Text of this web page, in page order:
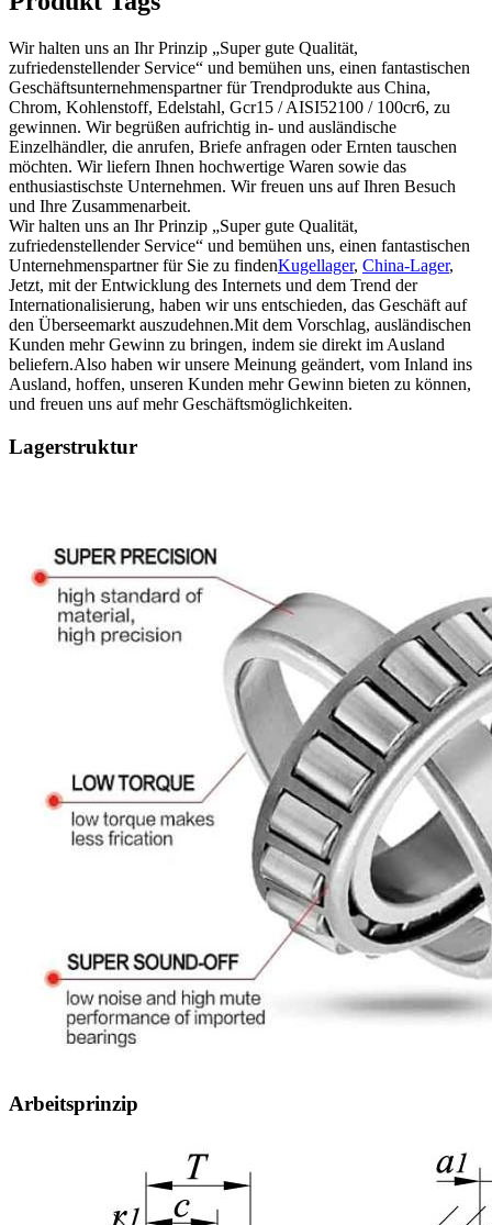
Wir halten uns an Ihr Prinzip „Super gute Qualität,
zufriedenstellender Service“ und bemühen uns, einen fantastischen
Geschäftsunternehmenspartner für Trendprodukte aus China,
Chrom, Kohlenstoff, Edelstahl, Gcr15 / AISI52100 / 100cr6, zu
gewinnen. Wir begrüßen aufrichtig in- und ausländische
Einzelhändler, die anrufen, Briefe anfragen oder Ernten tauschen
möchten. Wir liefern Ihnen hochwertige Waren sowie das
enthusiastischste Unternehmen. Wir freuen uns auf Ihren Besuch
und Ihre Zusammenarbeit.
Wir halten uns an Ihr Prinzip „Super gute Qualität,
zufriedenstellender Service“ und bemühen uns, einen fantastischen
Unternehmenspartner für Sie zu findenKugellager, China-Lager,
Jetzt, mit der Entwicklung des Internets und dem Trend der
Internationalisierung, haben wir uns entschieden, das Geschäft auf
den Überseemarkt auszudehnen.Mit dem Vorschlag, ausländischen
Kunden mehr Gewinn zu bringen, indem sie direkt im Ausland
beliefern.Also haben wir unsere Meinung geändert, vom Inland ins
Ausland, hoffen, unseren Kunden mehr Gewinn bieten zu können,
und freuen uns auf mehr Geschäftsmöglichkeiten.
Lagerstruktur
Arbeitsprinzip